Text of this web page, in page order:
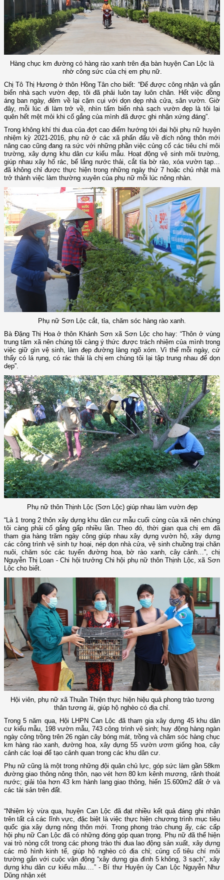
Hàng chục km đường có hàng rào xanh trên địa bàn huyện Can Lộc là
nhờ công sức của chị em phụ nữ.
Chị Tô Thị Hương ở thôn Hồng Tân cho biết: “Để được công nhận và gắn
biển nhà sạch vườn đẹp, tôi đã phải luôn tay luôn chân. Hết việc đồng
áng ban ngày, đêm về lại cặm cụi với dọn dẹp nhà cửa, sân vườn. Giờ
đây, mỗi lúc đi làm trở về, nhìn tấm biển nhà sạch vườn đẹp là tôi lại
quên hết mệt mỏi khi cố gắng của mình đã được ghi nhận xứng đáng”.
Trong không khí thi đua của đợt cao điểm hướng tới đại hội phụ nữ huyện
nhiệm kỳ 2021-2016, phụ nữ ở các xã phấn đấu về đích nông thôn mới
nâng cao cũng đang ra sức với những phần việc củng cố các tiêu chí môi
trường, xây dựng khu dân cư kiểu mẫu. Hoạt động vệ sinh môi trường,
giúp nhau xây hố rác, bể lắng nước thải, cắt tỉa bờ rào, xóa vườn tạp…
đã không chỉ được thực hiện trong những ngày thứ 7 hoặc chủ nhật mà
trở thành việc làm thường xuyên của phụ nữ mỗi lúc nông nhàn.
Phụ nữ Sơn Lộc cắt, tỉa, chăm sóc hàng rào xanh.
Bà Đặng Thị Hoa ở thôn Khánh Sơn xã Sơn Lộc cho hay: “Thôn ở vùng
trung tâm xã nên chúng tôi càng ý thức được trách nhiệm của mình trong
việc giữ gìn vệ sinh, làm đẹp đường làng ngõ xóm. Vì thế mỗi ngày, cứ
thấy có lá rụng, có rác thải là chị em chúng tôi lại tập trung nhau để dọn
dẹp”.
Phụ nữ thôn Thịnh Lộc (Sơn Lộc) giúp nhau làm vườn đẹp
“Là 1 trong 2 thôn xây dựng khu dân cư mẫu cuối cùng của xã nên chúng
tôi càng phải cố gắng gấp nhiều lần. Theo đó, thời gian qua chị em đã
tham gia hàng trăm ngày công giúp nhau xây dựng vườn hộ, xây dựng
các công trình vệ sinh tự hoại, nép dọn nhà cửa, vệ sinh chuồng trại chăn
nuôi, chăm sóc các tuyến đường hoa, bờ rào xanh, cây cảnh…”, chị
Nguyễn Thị Loan - Chi hội trưởng Chi hội phụ nữ thôn Thịnh Lộc, xã Sơn
Lộc cho biết.
Hội viên, phụ nữ xã Thuần Thiện thực hiện hiệu quả phong trào tương
thân tương ái, giúp hộ nghèo có địa chỉ.
Trong 5 năm qua, Hội LHPN Can Lộc đã tham gia xây dựng 45 khu dân
cư kiểu mẫu, 198 vườn mẫu, 743 công trình vệ sinh; huy động hàng ngàn
ngày công trồng trên 26 ngàn cây bóng mát, trồng và chăm sóc hàng chục
km hàng rào xanh, đường hoa, xây dựng 55 vườn ươm giống hoa, cây
cảnh các loại để tạo cảnh quan trong các khu dân cư.
Phụ nữ cũng là một trong những đội quân chủ lực, góp sức làm gần 58km
đường giao thông nông thôn, nạo vét hơn 80 km kênh mương, rãnh thoát
nước; giải tỏa hơn 43 km hành lang giao thông, hiến 15.600m2 đất ở và
các tài sản trên đất.
“Nhiệm kỳ vừa qua, huyện Can Lộc đã đạt nhiều kết quả đáng ghi nhận
trên tất cả các lĩnh vực, đặc biệt là việc thực hiện chương trình mục tiêu
quốc gia xây dựng nông thôn mới. Trong phong trào chung ấy, các cấp
hội phụ nữ Can Lộc đã có những đóng góp quan trọng. Phụ nữ đã thể hiện
vai trò nòng cốt trong các phong trào thi đua lao động sản xuất, xây dựng
các mô hình kinh tế, giúp hộ nghèo có địa chỉ; củng cố tiêu chí môi
trường gắn với cuộc vận động “xây dựng gia đình 5 không, 3 sạch”, xây
dựng khu dân cư kiểu mẫu….” - Bí thư Huyện ủy Can Lộc Nguyễn Như
Dũng nhận xét